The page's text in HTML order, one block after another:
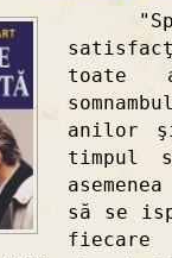
toate
anilor
timpul
să se
fiecare